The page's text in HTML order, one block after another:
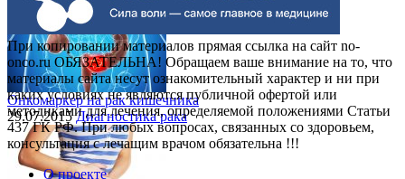
Онкомаркер на рак кишечника
29.07.2015 Диагностика рака
При копировании материалов прямая ссылка на сайт no-
onco.ru ОБЯЗАТЕЛЬНА! Обращаем ваше внимание на то, что
материалы сайта несут ознакомительный характер и ни при
каких условиях не являются публичной офертой или
методиками для лечения, определяемой положениями Статьи
437 ГК РФ. При любых вопросах, связанных со здоровьем,
консультация с лечащим врачом обязательна !!!
О проекте